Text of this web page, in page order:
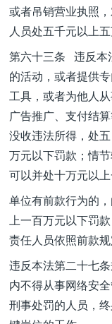
或者吊销营业执照
人员处五千元以上五
第六十三条 违反本
的活动，或者提供
工具，或者为他人
广告推广、支付结
没收违法所得，处
万元以下罚款；情
可以并处十万元以上
单位有前款行为的
上一百万元以下罚
责任人员依照前款规
违反本法第二十七
内不得从事网络安
刑事处罚的人员，